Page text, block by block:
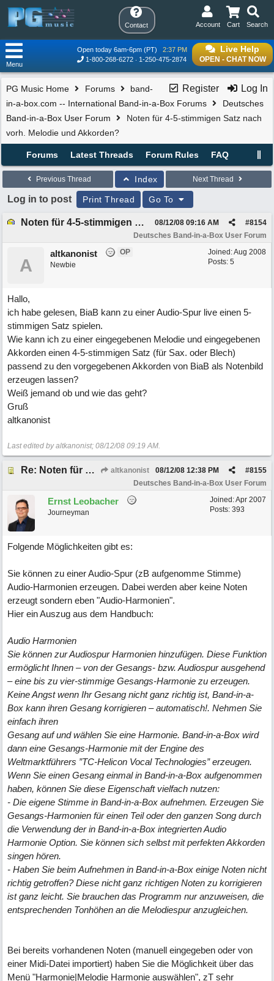
Contact Search
Cart
Account
Live Help
OPEN - CHAT NOW
Open today 6am-6pm (PT)
2:37 PM
1-800-268-6272
1-250-475-2874
Menu
Register Log In
PG Music Home Forums
band-
in-a-box.com -- International Band-in-a-Box Forums
Deutsches
Band-in-a-Box User Forum
Noten für 4-5-stimmigen Satz nach
vorh. Melodie und Akkorden?
Forums Latest Threads Forum Rules FAQ
Previous Thread Index Next Thread
Log in to post Print Thread Go To
Noten für 4-5-stimmigen Satz nach vorh. Melodie und Akkorden? #8154
08/12/08 09:16 AM
Deutsches Band-in-a-Box User Forum
Joined:Aug 2008
Posts: 5
A
altkanonist
OP
Newbie
Hallo,
ich habe gelesen, BiaB kann zu einer Audio-Spur live einen 5-
stimmigen Satz spielen.
Wie kann ich zu einer eingegebenen Melodie und eingegebenen
Akkorden einen 4-5-stimmigen Satz (für Sax. oder Blech)
passend zu den vorgegebenen Akkorden von BiaB als Notenbild
erzeugen lassen?
Weiß jemand ob und wie das geht?
Gruß
altkanonist
Last edited by altkanonist; 08/12/08 09:19 AM.
Re: Noten für 4-5-stimmigen Satz nach vorh. Melodie und Akkorden? altkanonist #8155
08/12/08 12:38 PM
Deutsches Band-in-a-Box User Forum
Joined:Apr 2007
Posts: 393
Ernst Leobacher
Journeyman
Folgende Möglichkeiten gibt es:
Sie können zu einer Audio-Spur (zB aufgenomme Stimme)
Audio-Harmonien erzeugen. Dabei werden aber keine Noten
erzeugt sondern eben "Audio-Harmonien".
Hier ein Auszug aus dem Handbuch:
Audio Harmonien
Sie können zur Audiospur Harmonien hinzufügen. Diese Funktion
ermöglicht Ihnen – von der Gesangs- bzw. Audiospur ausgehend
– eine bis zu vier-stimmige Gesangs-Harmonie zu erzeugen.
Keine Angst wenn Ihr Gesang nicht ganz richtig ist, Band-in-a-
Box kann ihren Gesang korrigieren – automatisch!. Nehmen Sie
einfach ihren
Gesang auf und wählen Sie eine Harmonie. Band-in-a-Box wird
dann eine Gesangs-Harmonie mit der Engine des
Weltmarktführers ”TC-Helicon Vocal Technologies” erzeugen.
Wenn Sie einen Gesang einmal in Band-in-a-Box aufgenommen
haben, können Sie diese Eigenschaft vielfach nutzen:
- Die eigene Stimme in Band-in-a-Box aufnehmen. Erzeugen Sie
Gesangs-Harmonien für einen Teil oder den ganzen Song durch
die Verwendung der in Band-in-a-Box integrierten Audio
Harmonie Option. Sie können sich selbst mit perfekten Akkorden
singen hören.
- Haben Sie beim Aufnehmen in Band-in-a-Box einige Noten nicht
richtig getroffen? Diese nicht ganz richtigen Noten zu korrigieren
ist ganz leicht. Sie brauchen das Programm nur anzuweisen, die
entsprechenden Tonhöhen an die Melodiespur anzugleichen.
Bei bereits vorhandenen Noten (manuell eingegeben oder von
einer Midi-Datei importiert) haben Sie die Möglichkeit über das
Menü "Harmonie|Melodie Harmonie auswählen", zT sehr